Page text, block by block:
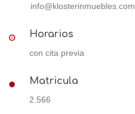
info@klosterinmuebles.com
Horarios
con cita previa
Matricula
2.566